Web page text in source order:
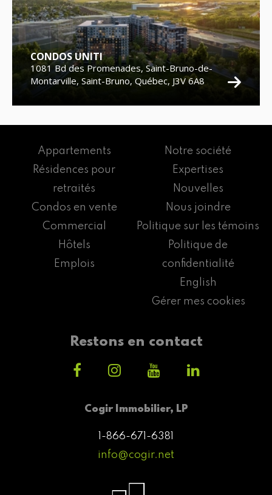
CONDOS UNITI
1081 Bd des Promenades, Saint-Bruno-de-
Montarville, Saint-Bruno, Québec, J3V 6A8
Cogir Immobilier, LP
1-866-671-6381
info@cogir.net
Appartements
Résidences pour
retraités
Condos en vente
Commercial
Hôtels
Emplois
Notre société
Expertises
Nouvelles
Nous joindre
Politique sur les témoins
Politique de
confidentialité
English
Gérer mes cookies
Restons en contact